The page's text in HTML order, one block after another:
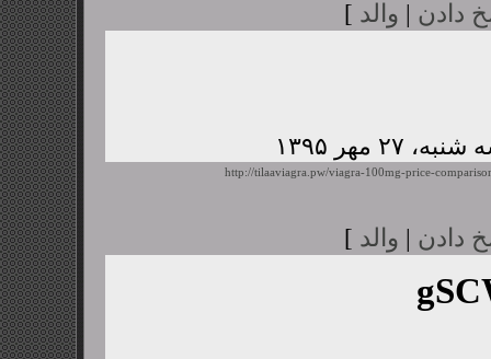
دادن | والد ]
http://tilaaviagra.pw/viagra-100mg-price-
دادن | والد ]